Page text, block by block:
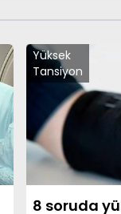
Yüksek
Tansiyon
8 soruda